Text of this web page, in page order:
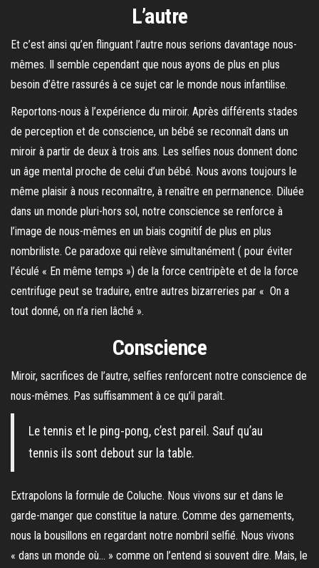
L’autre
Et c’est ainsi qu’en flinguant l’autre nous serions davantage nous-
mêmes. Il semble cependant que nous ayons de plus en plus
besoin d’être rassurés à ce sujet car le monde nous infantilise.
Reportons-nous à l’expérience du miroir. Après différents stades
de perception et de conscience, un bébé se reconnaît dans un
miroir à partir de deux à trois ans. Les selfies nous donnent donc
un âge mental proche de celui d’un bébé. Nous avons toujours le
même plaisir à nous reconnaître, à renaître en permanence. Diluée
dans un monde pluri-hors sol, notre conscience se renforce à
l’image de nous-mêmes en un biais cognitif de plus en plus
nombriliste. Ce paradoxe qui relève simultanément ( pour éviter
l’éculé « En même temps ») de la force centripète et de la force
centrifuge peut se traduire, entre autres bizarreries par « On a
tout donné, on n’a rien lâché ».
Conscience
Miroir, sacrifices de l’autre, selfies renforcent notre conscience de
nous-mêmes. Pas suffisamment à ce qu’il paraît.
Le tennis et le ping-pong, c’est pareil. Sauf qu’au
tennis ils sont debout sur la table.
Extrapolons la formule de Coluche. Nous vivons sur et dans le
garde-manger que constitue la nature. Comme des garnements,
nous la bousillons en regardant notre nombril selfié. Nous vivons
« dans un monde où… » comme on l’entend si souvent dire. Mais, le